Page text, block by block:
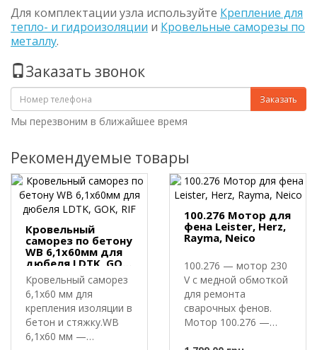
Для комплектации узла используйте Крепление для
тепло- и гидроизоляции и Кровельные саморезы по
металлу.
Заказать звонок
Заказать
Мы перезвоним в ближайшее время
Рекомендуемые товары
Кровельный
саморез по бетону
WB 6,1х60мм для
дюбеля LDTK, GOK,
RIF
Кровельный саморез
6,1х60 мм для
крепления изоляции в
бетон и стяжку.WB
6,1х60 мм —
100.276 Мотор для
фена Leister, Herz,
Rayma, Neico
100.276 — мотор 230
V с медной обмоткой
для ремонта
сварочных фенов.
Мотор 100.276 —